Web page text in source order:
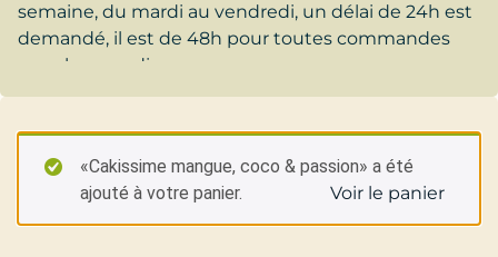
semaine, du mardi au vendredi, un délai de 24h est
demandé, il est de 48h pour toutes commandes
pour le samedi.
«Cakissime mangue, coco & passion» a été
ajouté à votre panier.
Voir le panier